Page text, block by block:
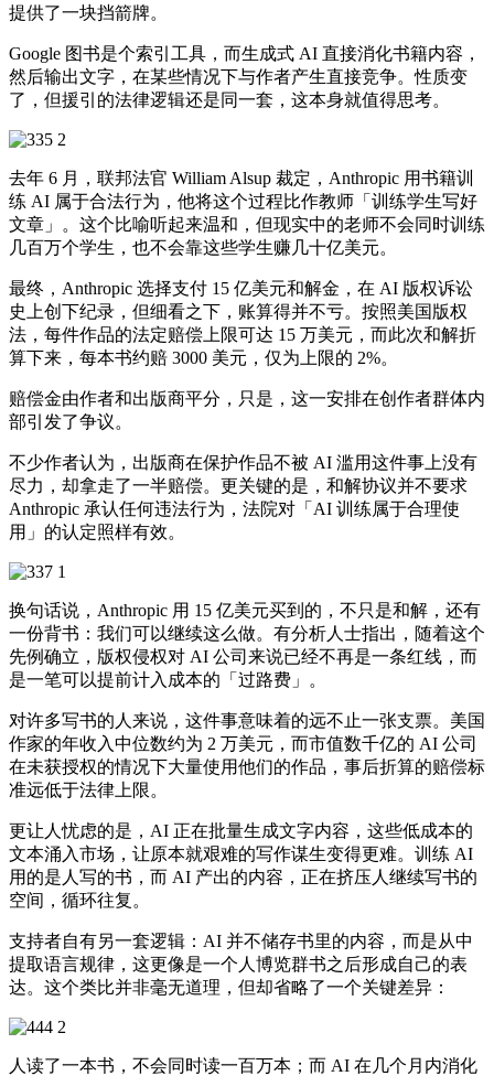
提供了一块挡箭牌。
Google 图书是个索引工具，而生成式 AI 直接消化书籍内容，
然后输出文字，在某些情况下与作者产生直接竞争。性质变
了，但援引的法律逻辑还是同一套，这本身就值得思考。
去年 6 月，联邦法官 William Alsup 裁定，Anthropic 用书籍训
练 AI 属于合法行为，他将这个过程比作教师「训练学生写好
文章」。这个比喻听起来温和，但现实中的老师不会同时训练
几百万个学生，也不会靠这些学生赚几十亿美元。
最终，Anthropic 选择支付 15 亿美元和解金，在 AI 版权诉讼
史上创下纪录，但细看之下，账算得并不亏。按照美国版权
法，每件作品的法定赔偿上限可达 15 万美元，而此次和解折
算下来，每本书约赔 3000 美元，仅为上限的 2%。
赔偿金由作者和出版商平分，只是，这一安排在创作者群体内
部引发了争议。
不少作者认为，出版商在保护作品不被 AI 滥用这件事上没有
尽力，却拿走了一半赔偿。更关键的是，和解协议并不要求
Anthropic 承认任何违法行为，法院对「AI 训练属于合理使
用」的认定照样有效。
换句话说，Anthropic 用 15 亿美元买到的，不只是和解，还有
一份背书：我们可以继续这么做。有分析人士指出，随着这个
先例确立，版权侵权对 AI 公司来说已经不再是一条红线，而
是一笔可以提前计入成本的「过路费」。
对许多写书的人来说，这件事意味着的远不止一张支票。美国
作家的年收入中位数约为 2 万美元，而市值数千亿的 AI 公司
在未获授权的情况下大量使用他们的作品，事后折算的赔偿标
准远低于法律上限。
更让人忧虑的是，AI 正在批量生成文字内容，这些低成本的
文本涌入市场，让原本就艰难的写作谋生变得更难。训练 AI
用的是人写的书，而 AI 产出的内容，正在挤压人继续写书的
空间，循环往复。
支持者自有另一套逻辑：AI 并不储存书里的内容，而是从中
提取语言规律，这更像是一个人博览群书之后形成自己的表
达。这个类比并非毫无道理，但却省略了一个关键差异：
人读了一本书，不会同时读一百万本；而 AI 在几个月内消化